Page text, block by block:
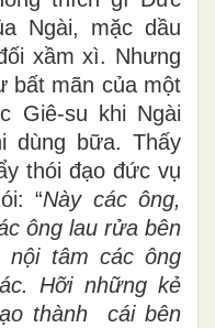
Ngài, mặc dầu
xầm xì. Nhưng
bất mãn của một
Giê-su khi Ngài
dùng bữa. Thấy
thói đạo đức vụ
“Này các ông,
ông lau rửa bên
tâm các ông
Hỡi những kẻ
thành cái bên